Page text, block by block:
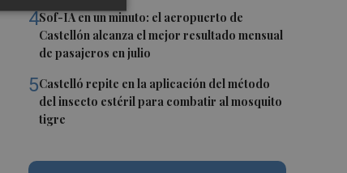
4Sof-IA en un minuto: el aeropuerto de
Castellón alcanza el mejor resultado mensual
de pasajeros en julio
5Castelló repite en la aplicación del método
del insecto estéril para combatir al mosquito
tigre